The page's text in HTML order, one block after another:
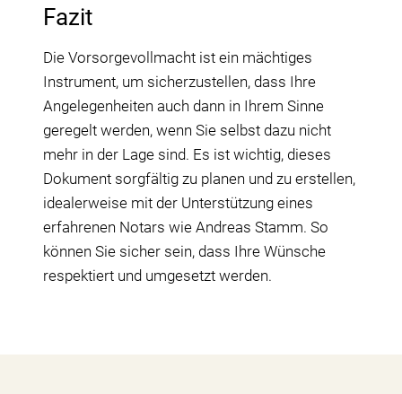
Fazit
Die Vorsorgevollmacht ist ein mächtiges
Instrument, um sicherzustellen, dass Ihre
Angelegenheiten auch dann in Ihrem Sinne
geregelt werden, wenn Sie selbst dazu nicht
mehr in der Lage sind. Es ist wichtig, dieses
Dokument sorgfältig zu planen und zu erstellen,
idealerweise mit der Unterstützung eines
erfahrenen Notars wie Andreas Stamm. So
können Sie sicher sein, dass Ihre Wünsche
respektiert und umgesetzt werden.